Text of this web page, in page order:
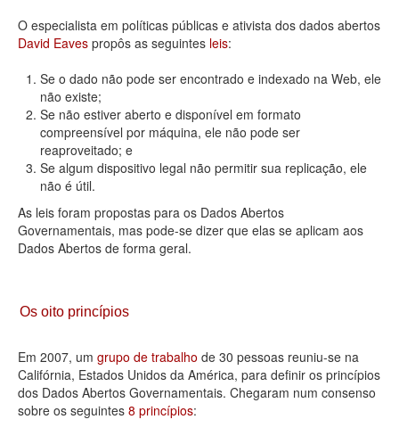
O especialista em políticas públicas e ativista dos dados abertos
David Eaves propôs as seguintes leis:
Se o dado não pode ser encontrado e indexado na Web, ele
não existe;
Se não estiver aberto e disponível em formato
compreensível por máquina, ele não pode ser
reaproveitado; e
Se algum dispositivo legal não permitir sua replicação, ele
não é útil.
As leis foram propostas para os Dados Abertos
Governamentais, mas pode-se dizer que elas se aplicam aos
Dados Abertos de forma geral.
Os oito princípios
Em 2007, um grupo de trabalho de 30 pessoas reuniu-se na
Califórnia, Estados Unidos da América, para definir os princípios
dos Dados Abertos Governamentais. Chegaram num consenso
sobre os seguintes 8 princípios: